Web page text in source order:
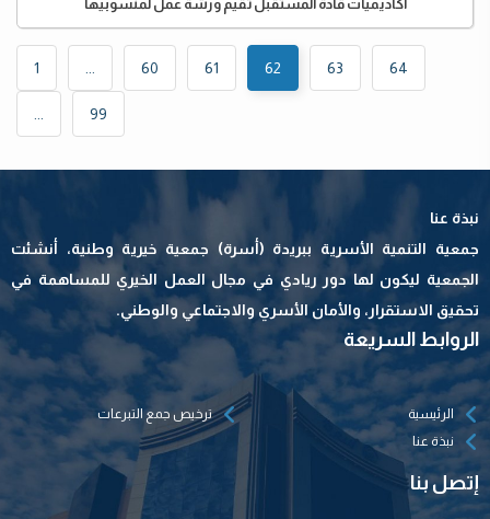
أكاديميات قادة المستقبل تقيم ورشة عمل لمنسوبيها
1 ... 60 61 62 63 64
... 99
نبذة عنا
جمعية التنمية الأسرية ببريدة (أسرة) جمعية خيرية وطنية، أنشئت
الجمعية ليكون لها دور ريادي في مجال العمل الخيري للمساهمة في
تحقيق الاستقرار، والأمان الأسري والاجتماعي والوطني.
الروابط السريعة
الرئيسية
نبذة عنا
ترخيص جمع التبرعات
إتصل بنا